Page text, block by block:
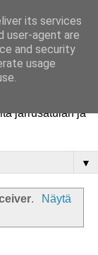
jarrusatulan ja
▼
.
Näytä
its services
user-agent are
and security
usage